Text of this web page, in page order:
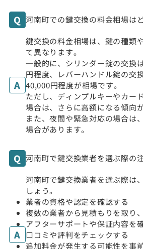
河南町での鍵交換の料金相場は
鍵交換の料金相場は、鍵の種類
て異なります。
一般的に、シリンダー錠の交換
円程度、レバーハンドル錠の交
40,000円程度が相場です。
ただし、ディンプルキーやカー
場合は、さらに高額になる傾向
また、夜間や緊急対応の場合は
場合があります。
河南町で鍵交換業者を選ぶ際の
河南町で鍵交換業者を選ぶ際は
しょう。
業者の資格や認定を確認する
複数の業者から見積もりを取り
アフターサポートや保証内容を
口コミや評判をチェックする
追加料金が発生する可能性を事